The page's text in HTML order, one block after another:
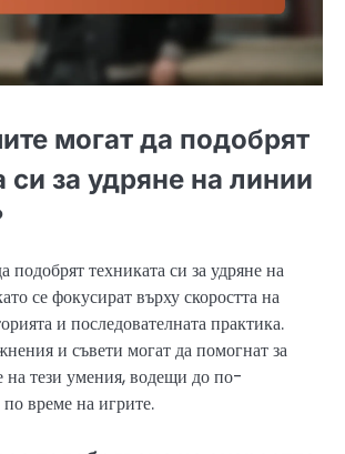
могат да подобрят
си за удряне на линии
подобрят техниката си за удряне на
се фокусират върху скоростта на
и последователната практика.
и съвети могат да помогнат за
на тези умения, водещи до по-
време на игрите.